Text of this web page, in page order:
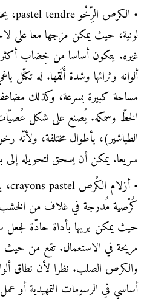
لونية، حيث يمكن مزجها معا على
غيره. يتكون أساسا من خِضاب أكثر
ألوانه وثرائها وشدة أَلَقها. له تكتّل
مساحة كبيرة بسرعة، وكذلك
الخطّ وسمكه. يُصنع على شكل
الطباشير)، بأطوال مختلفة،
سريعا. يمكن أن يسحق لتحويله إلى
كُرْصية مُدرجة في غلاف من
حيث يمكن بريها بأداة حادّة لجعل
مريحة في الاستعمال. تقع من حيث
والكرص الصلب. نظرا لأن نطاق
أساسي في الرسومات التمهيدية أو